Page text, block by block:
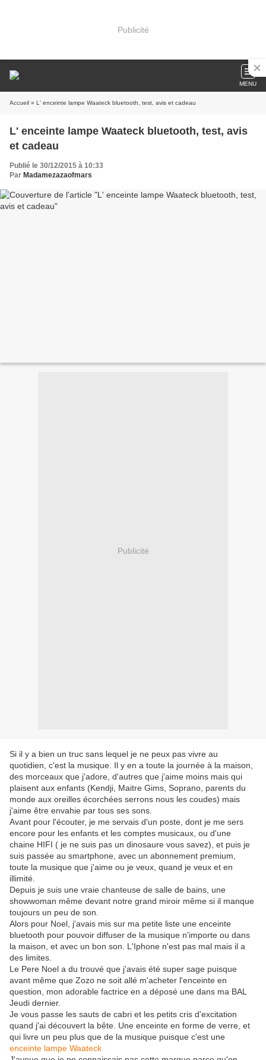
Publicité
MENU
Accueil » L' enceinte lampe Waateck bluetooth, test, avis et cadeau
L' enceinte lampe Waateck bluetooth, test, avis
et cadeau
Publié le 30/12/2015 à 10:33
Par Madamezazaofmars
Publicité
Si il y a bien un truc sans lequel je ne peux pas vivre au
quotidien, c'est la musique. Il y en a toute la journée à la maison,
des morceaux que j'adore, d'autres que j'aime moins mais qui
plaisent aux enfants (Kendji, Maitre Gims, Soprano, parents du
monde aux oreilles écorchées serrons nous les coudes) mais
j'aime être envahie par tous ses sons.
Avant pour l'écouter, je me servais d'un poste, dont je me sers
encore pour les enfants et les comptes musicaux, ou d'une
chaine HIFI ( je ne suis pas un dinosaure vous savez), et puis je
suis passée au smartphone, avec un abonnement premium,
toute la musique que j'aime ou je veux, quand je veux et en
illimité.
Depuis je suis une vraie chanteuse de salle de bains, une
showwoman même devant notre grand miroir même si il manque
toujours un peu de son.
Alors pour Noel, j'avais mis sur ma petite liste une enceinte
bluetooth pour pouvoir diffuser de la musique n'importe ou dans
la maison, et avec un bon son. L'Iphone n'est pas mal mais il a
des limites.
Le Pere Noel a du trouvé que j'avais été super sage puisque
avant même que Zozo ne soit allé m'acheter l'enceinte en
question, mon adorable factrice en a déposé une dans ma BAL
Jeudi dernier.
Je vous passe les sauts de cabri et les petits cris d'excitation
quand j'ai découvert la bête. Une enceinte en forme de verre, et
qui livre un peu plus que de la musique puisque c'est une
enceinte lampe Waateck